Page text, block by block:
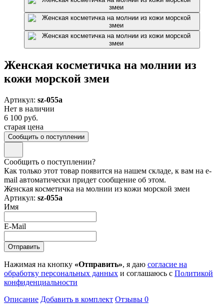
Женская косметичка на молнии из
кожи морской змеи
Артикул: sz-055a
Нет в наличии
6 100 руб.
старая цена
Сообщить о поступлении
Сообщить о поступлении?
Как только этот товар появится на нашем складе, к вам на e-
mail автоматически придет сообщение об этом.
Женская косметичка на молнии из кожи морской змеи
Артикул: sz-055a
Имя
E-Mail
Нажимая на кнопку «Отправить», я даю согласие на
обработку персональных данных и соглашаюсь с Политикой
конфиденциальности
Описание Добавить в комплект Отзывы 0